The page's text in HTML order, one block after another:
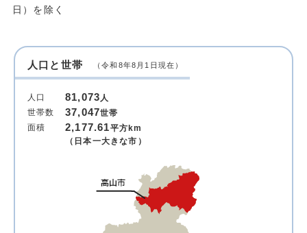
日）を除く
人口と世帯 （令和8年8月1日現在）
人口 81,073人
世帯数
37,047世帯
面積
2,177.61平方km
（日本一大きな市）